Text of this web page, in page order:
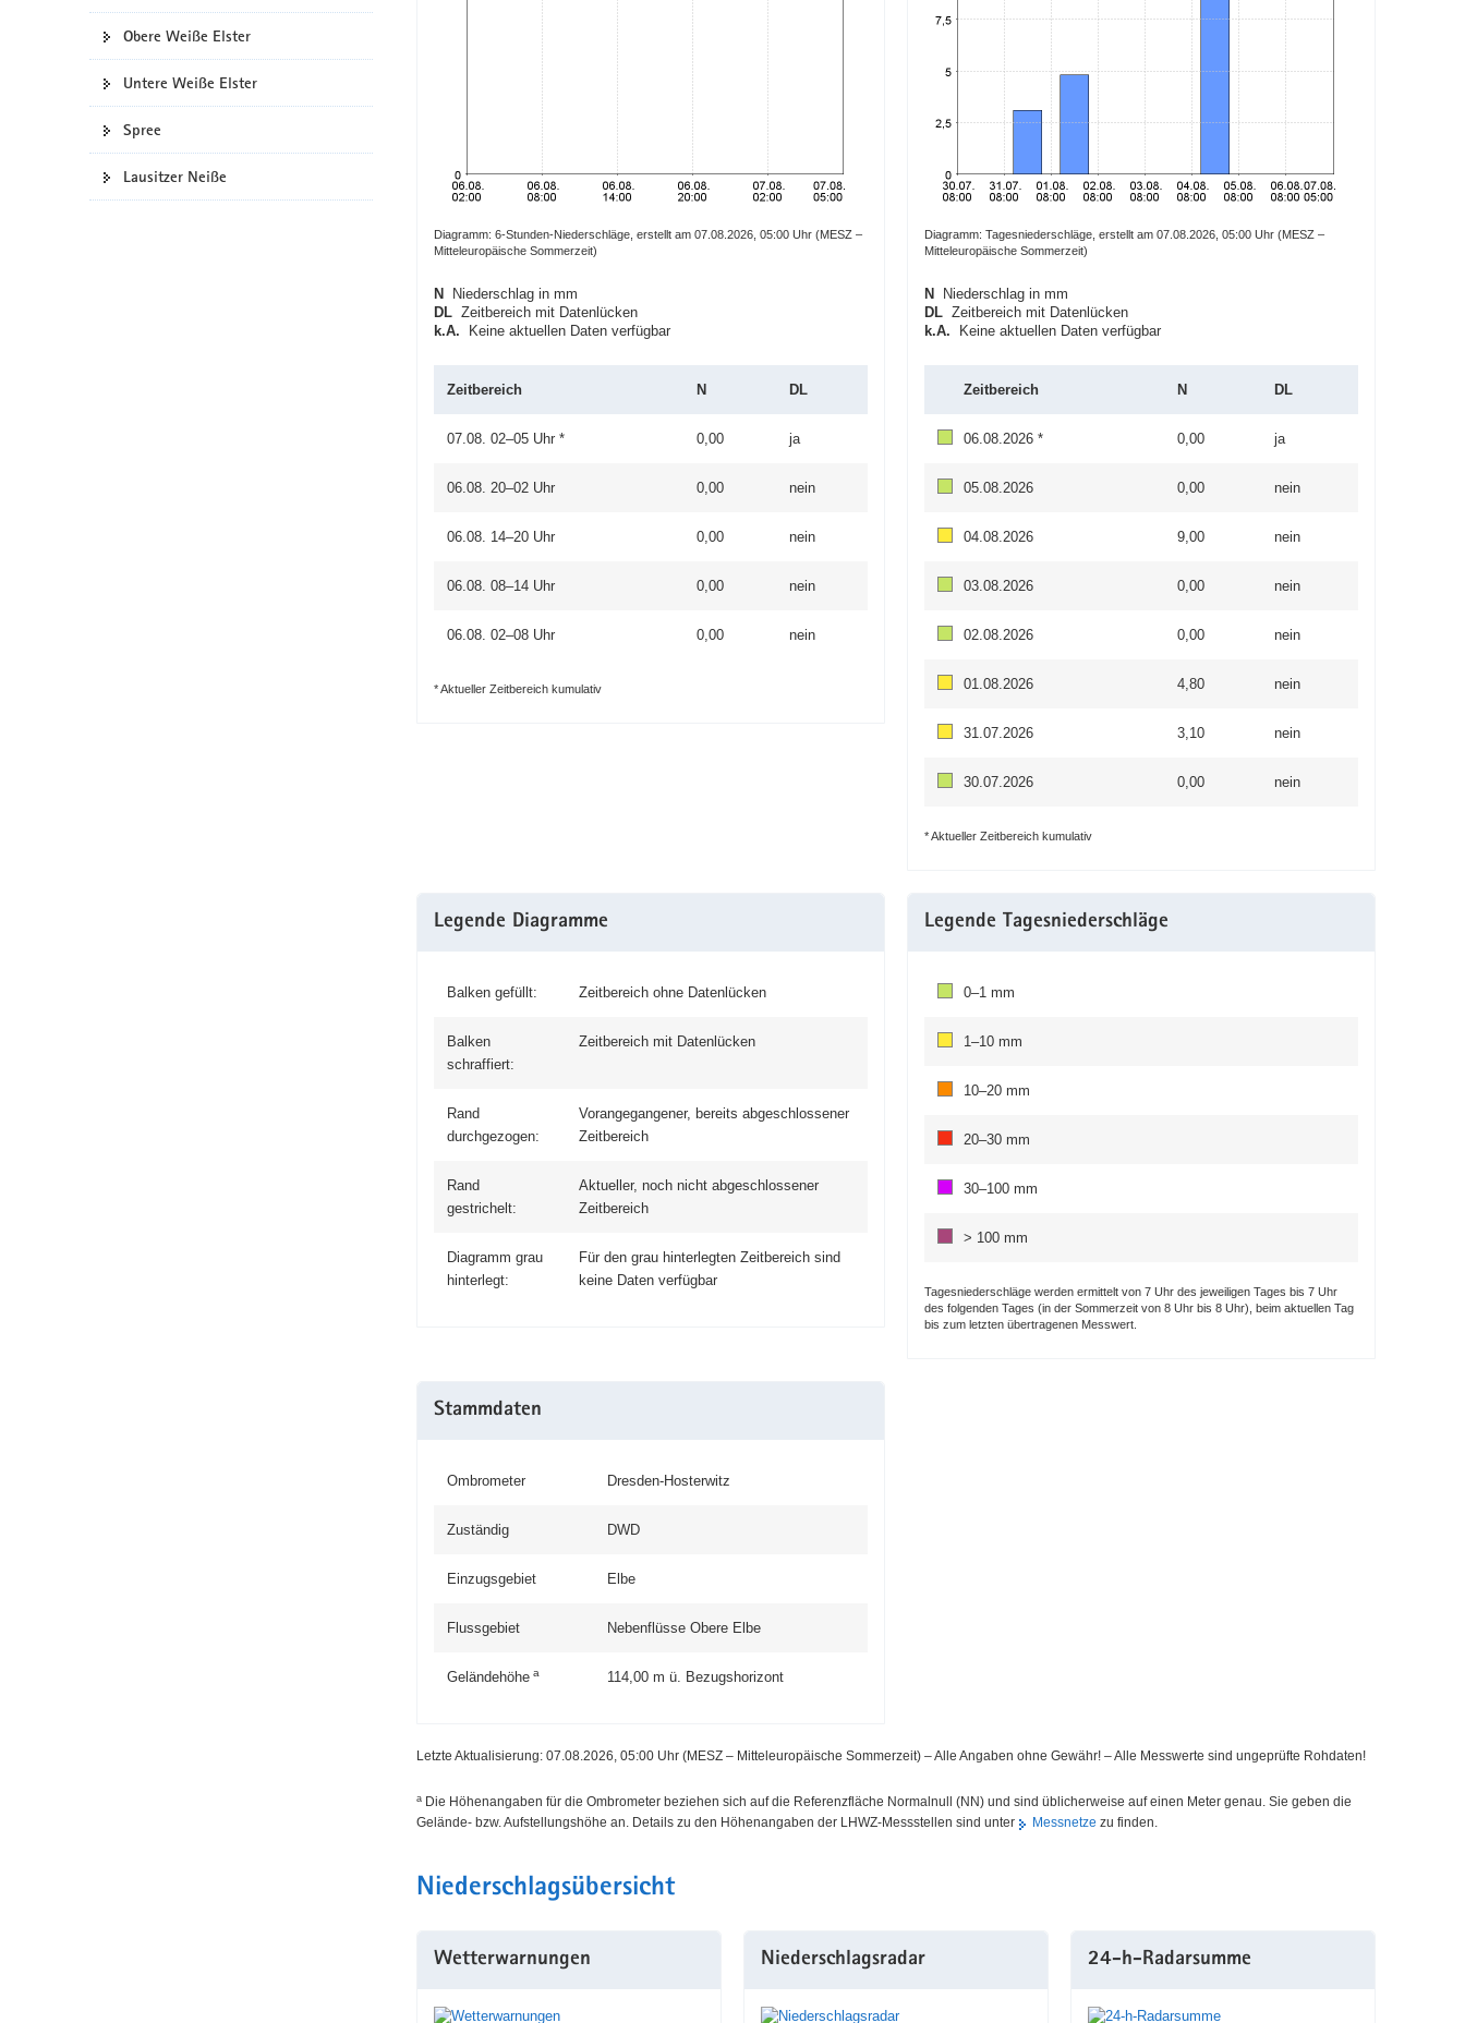
Obere Weiße Elster
Untere Weiße Elster
Spree
Lausitzer Neiße
Diagramm: 6-Stunden-Niederschläge, erstellt am 07.08.2026, 05:00 Uhr (MESZ –
Mitteleuropäische Sommerzeit)
N
Niederschlag in mm
DL Zeitbereich mit Datenlücken
k.A. Keine aktuellen Daten verfügbar
Zeitbereich N DL
07.08. 02–05 Uhr * 0,00 ja
06.08. 20–02 Uhr 0,00 nein
06.08. 14–20 Uhr 0,00 nein
06.08. 08–14 Uhr 0,00 nein
06.08. 02–08 Uhr 0,00 nein
* Aktueller Zeitbereich kumulativ
Diagramm: Tagesniederschläge, erstellt am 07.08.2026, 05:00 Uhr (MESZ –
Mitteleuropäische Sommerzeit)
N
Niederschlag in mm
DL Zeitbereich mit Datenlücken
k.A. Keine aktuellen Daten verfügbar
Zeitbereich N DL
06.08.2026 * 0,00 ja
05.08.2026 0,00 nein
04.08.2026 9,00 nein
03.08.2026 0,00 nein
02.08.2026 0,00 nein
01.08.2026 4,80 nein
31.07.2026 3,10 nein
30.07.2026 0,00 nein
* Aktueller Zeitbereich kumulativ
Legende Diagramme
Balken gefüllt: Zeitbereich ohne Datenlücken
Balken
schraffiert:
Zeitbereich mit Datenlücken
Rand
durchgezogen:
Vorangegangener, bereits abgeschlossener
Zeitbereich
Rand
gestrichelt:
Aktueller, noch nicht abgeschlossener
Zeitbereich
Diagramm grau
hinter­legt:
Für den grau hinter­legten Zeit­bereich sind
keine Daten verfügbar
Legende Tagesniederschläge
0–1 mm
1–10 mm
10–20 mm
20–30 mm
30–100 mm
> 100 mm
Tagesniederschläge werden ermittelt von 7 Uhr des jeweiligen Tages bis 7 Uhr
des folgenden Tages (in der Sommerzeit von 8 Uhr bis 8 Uhr), beim aktuellen Tag
bis zum letzten über­tragenen Messwert.
Stammdaten
Ombrometer Dresden-Hosterwitz
Zuständig DWD
Einzugsgebiet Elbe
Flussgebiet Nebenflüsse Obere Elbe
Geländehöhe a 114,00 m ü. Bezugshorizont
Letzte Aktualisierung: 07.08.2026, 05:00 Uhr (MESZ – Mitteleuropäische Sommerzeit) –Alle Angaben ohne Gewähr! – Alle Messwerte sind ungeprüfte Rohdaten!
a Die Höhen­angaben für die Ombrometer beziehen sich auf die Referenz­fläche Normal­null (NN) und sind üblicherweise auf einen Meter genau. Sie geben die
Gelände- bzw. Aufstellungs­höhe an. Details zu den Höhenangaben der LHWZ-Mess­stellen sind unter
Messnetze zu finden.
Niederschlags­übersicht
Wetterwarnungen Niederschlags­radar 24-h-Radar­summe